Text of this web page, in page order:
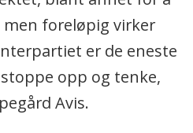
foreløpig virker
er de eneste
opp og tenke,
Avis.